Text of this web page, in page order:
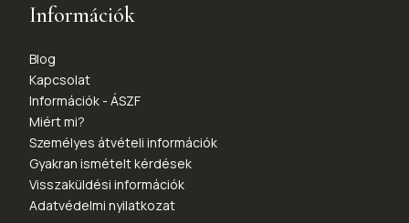
Információk
Blog
Kapcsolat
Információk - ÁSZF
Miért mi?
Személyes átvételi információk
Gyakran ismételt kérdések
Visszaküldési információk
Adatvédelmi nyilatkozat